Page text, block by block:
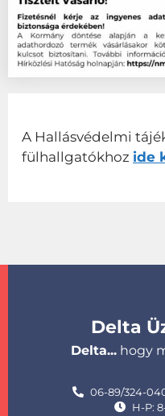
A Hallásvédelmi
fülhallgatókhoz ide
Delta
Delta... hogy
06-89/324-
H-P: